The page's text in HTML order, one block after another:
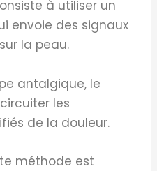
à utiliser un
envoie des signaux
la peau.
antalgique, le
les
de la douleur.
méthode est